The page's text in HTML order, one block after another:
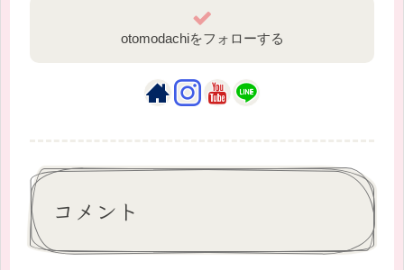
otomodachiをフォローする
コメント